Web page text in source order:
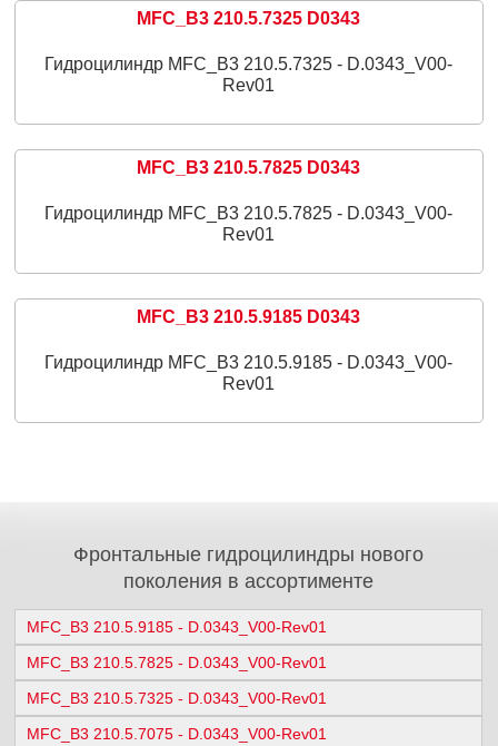
MFC_B3 210.5.7325 D0343
Гидроцилиндр MFC_B3 210.5.7325 - D.0343_V00-
Rev01
MFC_B3 210.5.7825 D0343
Гидроцилиндр MFC_B3 210.5.7825 - D.0343_V00-
Rev01
MFC_B3 210.5.9185 D0343
Гидроцилиндр MFC_B3 210.5.9185 - D.0343_V00-
Rev01
Фронтальные гидроцилиндры нового
поколения в ассортименте
MFC_B3 210.5.9185 - D.0343_V00-Rev01
MFC_B3 210.5.7825 - D.0343_V00-Rev01
MFC_B3 210.5.7325 - D.0343_V00-Rev01
MFC_B3 210.5.7075 - D.0343_V00-Rev01